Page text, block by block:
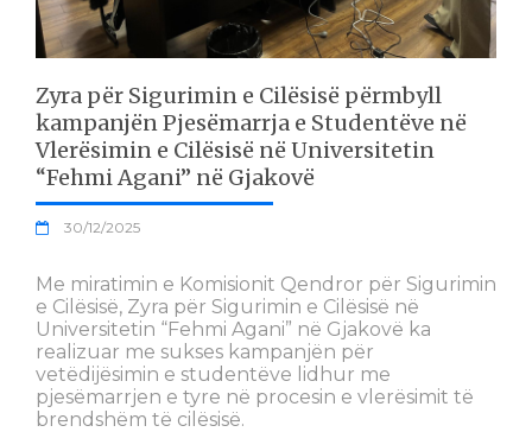
Zyra për Sigurimin e Cilësisë përmbyll
kampanjën Pjesëmarrja e Studentëve në
Vlerësimin e Cilësisë në Universitetin
“Fehmi Agani” në Gjakovë
30/12/2025
Me miratimin e Komisionit Qendror për Sigurimin
e Cilësisë, Zyra për Sigurimin e Cilësisë në
Universitetin “Fehmi Agani” në Gjakovë ka
realizuar me sukses kampanjën për
vetëdijësimin e studentëve lidhur me
pjesëmarrjen e tyre në procesin e vlerësimit të
brendshëm të cilësisë.